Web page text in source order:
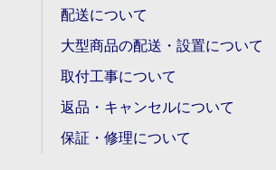
配送について
大型商品の配送・設置について
取付工事について
返品・キャンセルについて
保証・修理について